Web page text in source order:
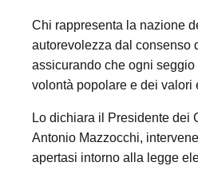
Chi rappresenta la nazione
autorevolezza dal consenso
assicurando che ogni
volontà popolare e dei valori
Lo dichiara il Presidente dei
Antonio Mazzocchi,
apertasi intorno alla legge